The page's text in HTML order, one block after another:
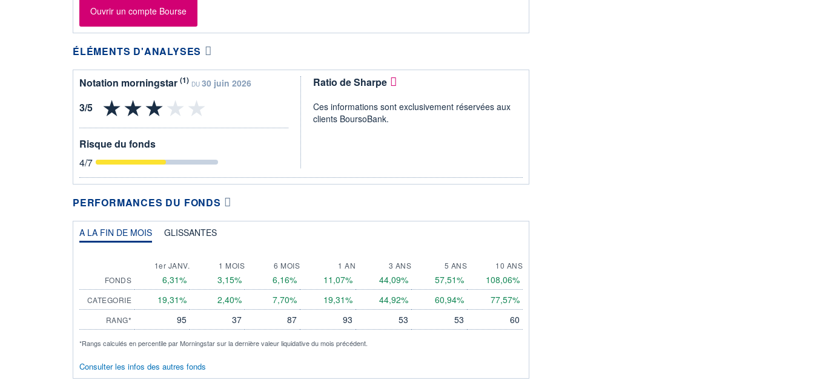
Ouvrir un compte Bourse
ÉLÉMENTS D'ANALYSES
Notation morningstar (1) DU 30 juin 2026
Risque du fonds
4/7
Ratio de Sharpe
Ces informations sont exclusivement réservées aux
clients BoursoBank.
PERFORMANCES DU FONDS
A LA FIN DE MOIS GLISSANTES
1er JANV. 1 MOIS 6 MOIS 1 AN 3 ANS 5 ANS
10 ANS
FONDS
6,31% 3,15% 6,16% 11,07% 44,09% 57,51% 108,06%
CATEGORIE 19,31% 2,40% 7,70% 19,31% 44,92% 60,94% 77,57%
RANG* 95 37 87 93 53 53 60
*Rangs calculés en percentile par Morningstar sur la dernière valeur liquidative du mois précédent.
Consulter les infos des autres fonds